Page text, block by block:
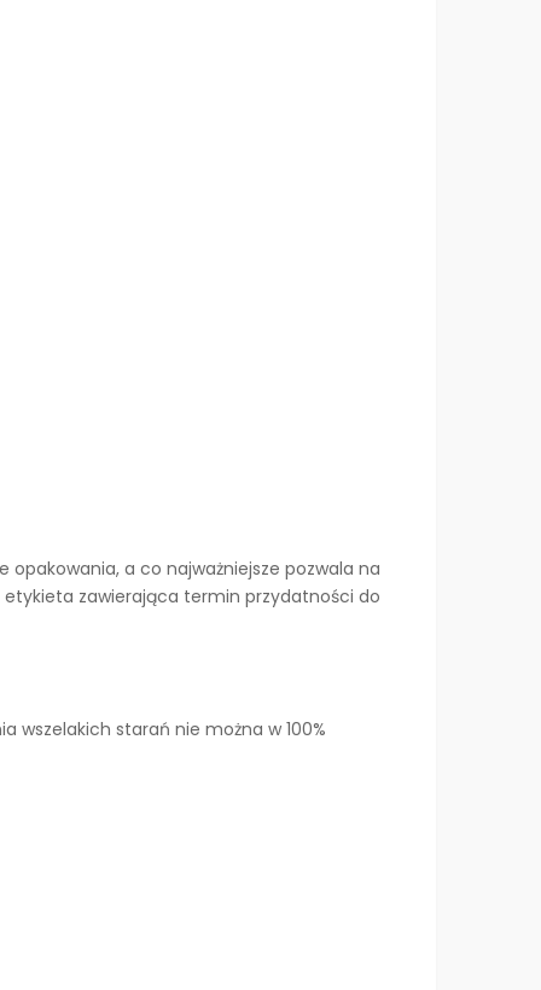
a co najważniejsze pozwala na
etykieta zawierająca termin przydatności do
wszelakich starań nie można w 100%